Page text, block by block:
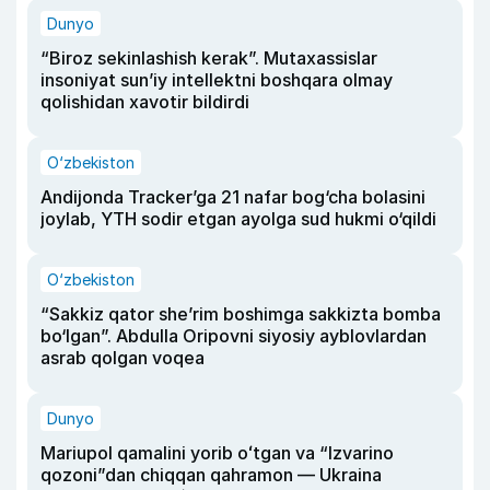
Dunyo
“Biroz sekinlashish kerak”. Mutaxassislar
insoniyat sun’iy intellektni boshqara olmay
qolishidan xavotir bildirdi
O‘zbekiston
Andijonda Tracker’ga 21 nafar bog‘cha bolasini
joylab, YTH sodir etgan ayolga sud hukmi o‘qildi
O‘zbekiston
“Sakkiz qator she’rim boshimga sakkizta bomba
bo‘lgan”. Abdulla Oripovni siyosiy ayblovlardan
asrab qolgan voqea
Dunyo
Mariupol qamalini yorib oʻtgan va “Izvarino
qozoni”dan chiqqan qahramon — Ukraina